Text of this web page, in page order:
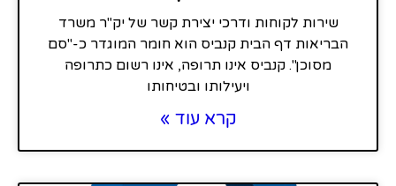
שירות לקוחות ודרכי יצירת קשר של יק"ר משרד
הבריאות דף הבית קנביס הוא חומר המוגדר כ-"סם
מסוכן". קנביס אינו תרופה, אינו רשום כתרופה
ויעילותו ובטיחותו
קרא עוד »